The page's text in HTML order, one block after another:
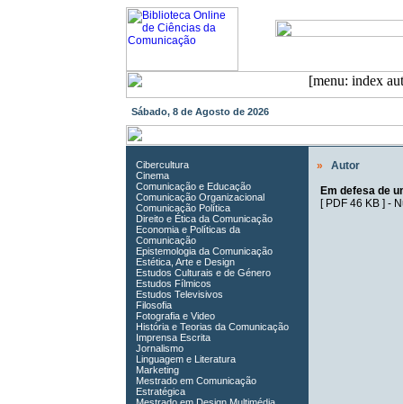
Sábado, 8 de Agosto de 2026
Cibercultura
Cinema
Comunicação e Educação
Comunicação Organizacional
Comunicação Política
Direito e Ética da Comunicação
Economia e Políticas da
Comunicação
Epistemologia da Comunicação
Estética, Arte e Design
Estudos Culturais e de Género
Estudos Fílmicos
Estudos Televisivos
Filosofia
Fotografia e Video
História e Teorias da Comunicação
Imprensa Escrita
Jornalismo
Linguagem e Literatura
Marketing
Mestrado em Comunicação
Estratégica
»
Autor
Em defesa de
[ PDF 46 KB] -